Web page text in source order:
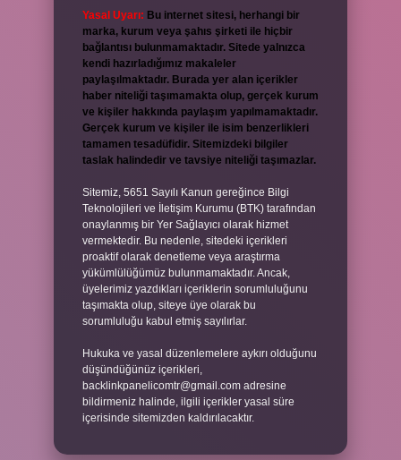
Yasal Uyarı: Bu internet sitesi, herhangi bir
marka, kurum veya şahıs şirketi ile hiçbir
bağlantısı bulunmamaktadır. Sitede yalnızca
kendi hazırladığımız makaleler
paylaşılmaktadır. Burada yer alan içerikler
haber niteliği taşımamakta olup, gerçek kurum
ve kişiler hakkında paylaşım yapılmamaktadır.
Gerçek kurum ve kişiler ile isim benzerlikleri
tamamen tesadüfidir. Sitemizdeki bilgiler
taslak halindedir ve tavsiye niteliği taşımazlar.
Sitemiz, 5651 Sayılı Kanun gereğince Bilgi
Teknolojileri ve İletişim Kurumu (BTK) tarafından
onaylanmış bir Yer Sağlayıcı olarak hizmet
vermektedir. Bu nedenle, sitedeki içerikleri
proaktif olarak denetleme veya araştırma
yükümlülüğümüz bulunmamaktadır. Ancak,
üyelerimiz yazdıkları içeriklerin sorumluluğunu
taşımakta olup, siteye üye olarak bu
sorumluluğu kabul etmiş sayılırlar.
Hukuka ve yasal düzenlemelere aykırı olduğunu
düşündüğünüz içerikleri,
backlinkpanelicomtr@gmail.com adresine
bildirmeniz halinde, ilgili içerikler yasal süre
içerisinde sitemizden kaldırılacaktır.